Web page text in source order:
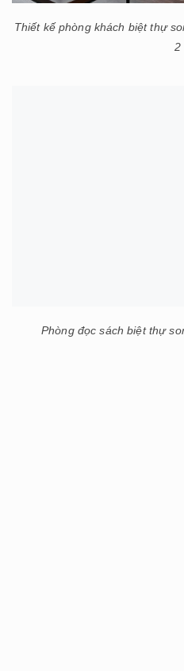
Thiết kế phòng khách biệt thự
2
Phòng đọc sách biệt thự